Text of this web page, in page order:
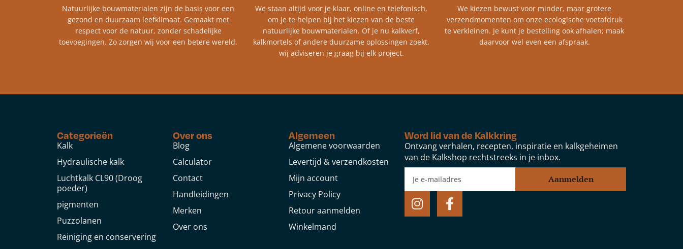
Natuurlijke bouwmaterialen zijn de basis voor een
gezond en duurzaam leefklimaat. Gemaakt met
respect voor de natuur, zonder schadelijke
toevoegingen. Zo zorgen wij voor een betere wereld.
We staan altijd voor je klaar, online en telefonisch,
om je te helpen bij het kiezen van de beste
natuurlijke bouwmaterialen. Of je nu kalkverf,
kalkmortels of andere duurzame oplossingen zoekt,
wij adviseren je graag bij elk project.​
We kiezen bewust voor minder, maar grotere
verzendmomenten om onze ecologische voetafdruk
te verkleinen. Je kunt je bestelling ook afhalen; maak
daarvoor wel even een afspraak.
Categorieën
Kalk
Hydraulische kalk
Luchtkalk CL90 (Droog
poeder)
pigmenten
Puzzolanen
Reiniging en conservering
Over ons
Blog
Calculator
Contact
Handleidingen
Merken
Over ons
Algemeen
Algemene voorwaarden
Levertijd & verzendkosten
Mijn account
Privacy Policy
Retour aanmelden
Winkelmand
Word lid van de Kalkkring
Ontvang verhalen, recepten, inspiratie en kalkgeheimen
van de Kalkshop rechtstreeks in je inbox.
Aanmelden